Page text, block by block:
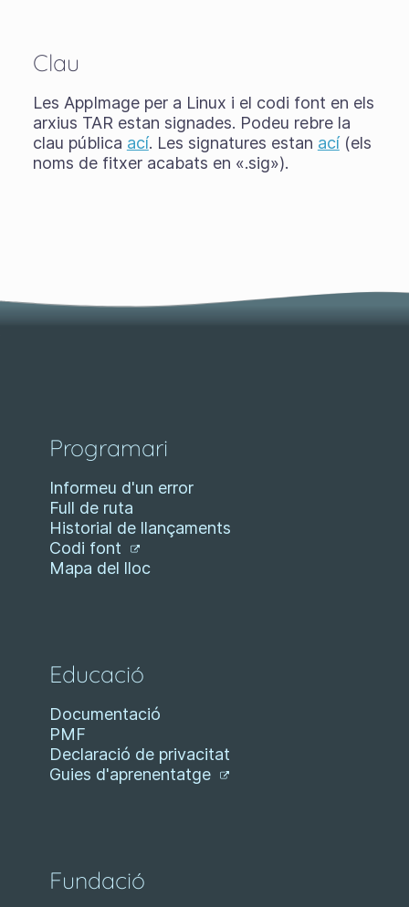
Clau
Les AppImage per a Linux i el codi font en els
arxius TAR estan signades. Podeu rebre la
clau pública ací. Les signatures estan ací(els
noms de fitxer acabats en «.sig»).
Programari
Informeu d'un error
Full de ruta
Historial de llançaments
Codi font
Mapa del lloc
Educació
Documentació
PMF
Declaració de privacitat
Guies d'aprenentatge
Fundació